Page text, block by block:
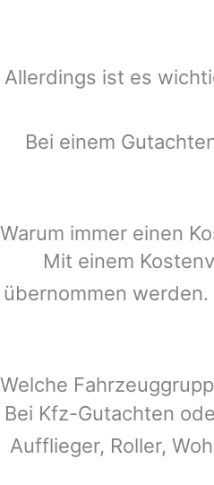
Allerdings ist es
Bei einem
Warum immer einen
Mit einem
übernommen
Welche
Bei Kfz-Gutachten
Aufflieger, Roller,